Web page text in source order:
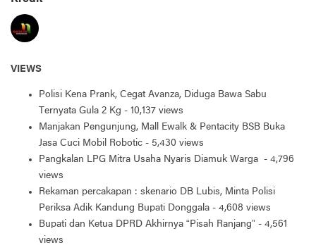
VIEWS
Polisi Kena Prank, Cegat Avanza, Diduga Bawa Sabu
Ternyata Gula 2 Kg - 10,137 views
Manjakan Pengunjung, Mall Ewalk & Pentacity BSB Buka
Jasa Cuci Mobil Robotic - 5,430 views
Pangkalan LPG Mitra Usaha Nyaris Diamuk Warga - 4,796
views
Rekaman percakapan : skenario DB Lubis, Minta Polisi
Periksa Adik Kandung Bupati Donggala - 4,608 views
Bupati dan Ketua DPRD Akhirnya “Pisah Ranjang” - 4,561
views